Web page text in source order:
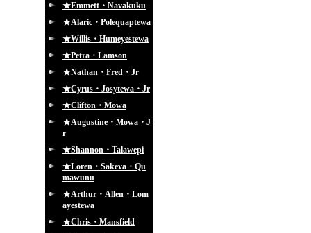
★Emmett・Navakuku
★Alaric・Polequaptewa
★Willis・Humeyestewa
★Petra・Lamson
★Nathan・Fred・Jr
★Cyrus・Josytewa・Jr
★Clifton・Mowa
★Augustine・Mowa・J
r
★Shannon・Talawepi
★Loren・Sakeva・Qu
mawunu
★Arthur・Allen・Lom
ayestewa
★Chris・Mansfield